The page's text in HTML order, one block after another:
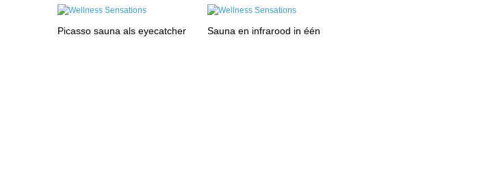
Picasso sauna als eyecatcher Sauna en infrarood in één